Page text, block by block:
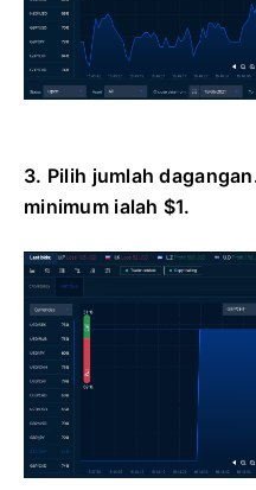
3. Pilih jumlah
minimum ialah $1.